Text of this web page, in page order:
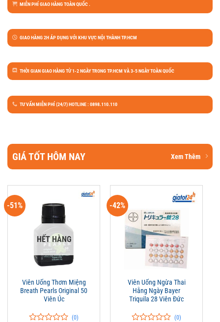
MIỄN PHÍ GIAO HÀNG TOÀN QUỐC .
GIAO HÀNG 2H ÁP DỤNG VỚI KHU VỰC NỘI THÀNH TP.HCM
THỜI GIAN GIAO HÀNG TỪ 1-2 NGÀY TRONG TP.HCM VÀ 3-5 NGÀY TOÀN QUỐC
TƯ VẤN MIỄN PHÍ (24/7) HOTLINE : 0898.110.110
GIÁ TỐT HÔM NAY Xem Thêm
-51%
HẾT HÀNG
Viên Uống Thơm Miệng
Breath Pearls Original 50
Viên Úc
(0)
-42%
Viên Uống Ngừa Thai
Hằng Ngày Bayer
Triquila 28 Viên Đức
(0)